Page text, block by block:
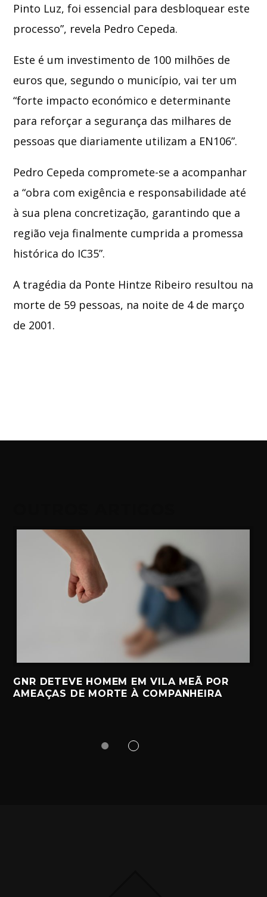
Pinto Luz, foi essencial para desbloquear este
processo”, revela Pedro Cepeda.
Este é um investimento de 100 milhões de
euros que, segundo o município, vai ter um
“forte impacto económico e determinante
para reforçar a segurança das milhares de
pessoas que diariamente utilizam a EN106”.
Pedro Cepeda compromete-se a acompanhar
a “obra com exigência e responsabilidade até
à sua plena concretização, garantindo que a
região veja finalmente cumprida a promessa
histórica do IC35”.
A tragédia da Ponte Hintze Ribeiro resultou na
morte de 59 pessoas, na noite de 4 de março
de 2001.
GNR DETEVE HOMEM EM VILA MEÃ POR
AMEAÇAS DE MORTE À COMPANHEIRA